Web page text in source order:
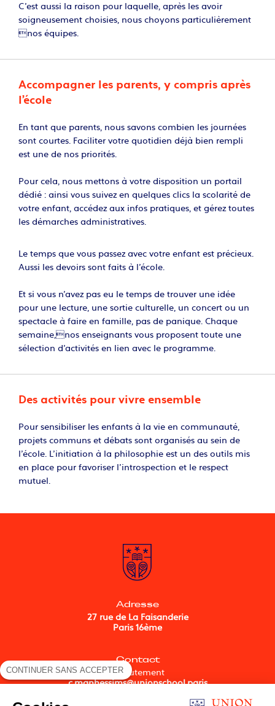
C’est aussi la raison pour laquelle, après les avoir
soigneusement choisies, nous choyons particulièrement
nos équipes.
Accompagner les parents, y compris après
l’école
En tant que parents, nous savons combien les journées
sont courtes. Faciliter votre quotidien déjà bien rempli
est une de nos priorités.
Pour cela, nous mettons à votre disposition un portail
dédié : ainsi vous suivez en quelques clics la scolarité de
votre enfant, accédez aux infos pratiques, et gérez toutes
les démarches administratives.
Le temps que vous passez avec votre enfant est précieux.
Aussi les devoirs sont faits à l’école.
Et si vous n’avez pas eu le temps de trouver une idée
pour une lecture, une sortie culturelle, un concert ou un
spectacle à faire en famille, pas de panique. Chaque
semaine,nos enseignants vous proposent toute une
sélection d’activités en lien avec le programme.
Des activités pour vivre ensemble
Pour sensibiliser les enfants à la vie en communauté,
projets communs et débats sont organisés au sein de
l’école. L’initiation à la philosophie est un des outils mis
en place pour favoriser l’introspection et le respect
mutuel.
Adresse
27 rue de La Faisanderie
Paris 16ème
Contact
Recrutement
c.manhessims@unionschool.paris
CONTINUER SANS ACCEPTER